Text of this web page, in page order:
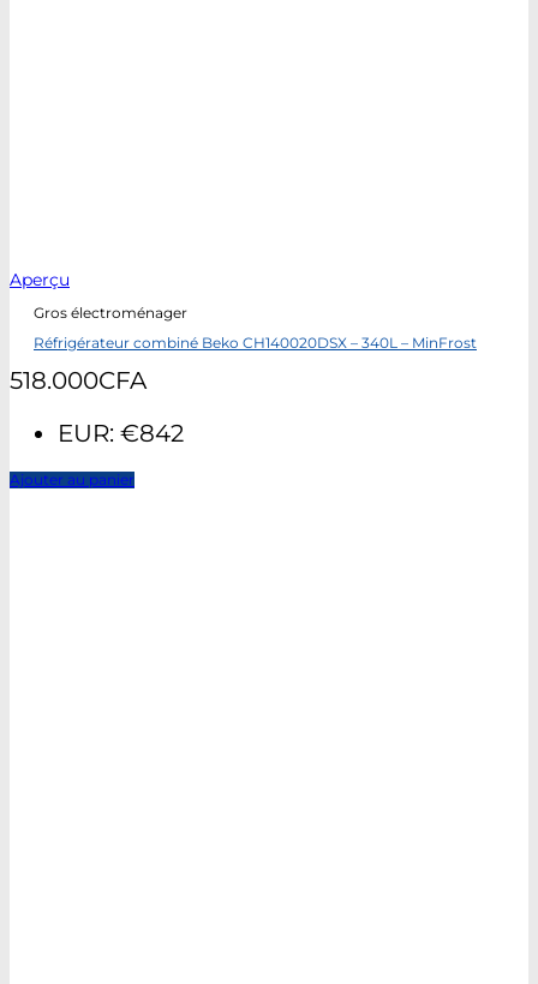
Aperçu
Gros électroménager
Réfrigérateur combiné Beko CH140020DSX – 340L – MinFrost
518.000CFA
EUR: €842
Ajouter au panier